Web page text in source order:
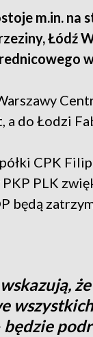
m.in. na
Łódź
do Łodzi
CPK
PLK
będą
będzie